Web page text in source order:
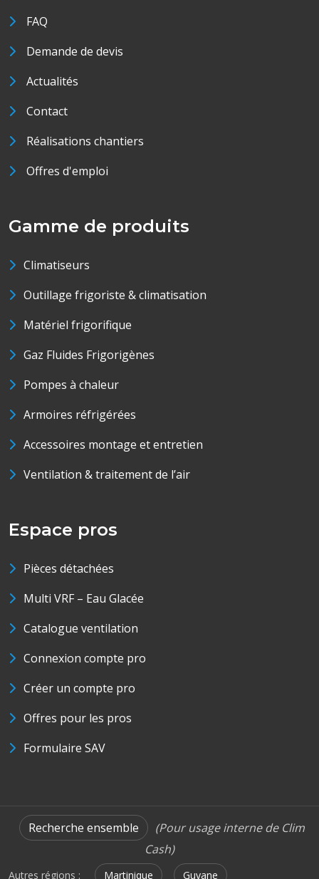
FAQ
Demande de devis
Actualités
Contact
Réalisations chantiers
Offres d'emploi
Gamme de produits
Climatiseurs
Outillage frigoriste & climatisation
Matériel frigorifique
Gaz Fluides Frigorigènes
Pompes à chaleur
Armoires réfrigérées
Accessoires montage et entretien
Ventilation & traitement de l’air
Espace pros
Pièces détachées
Multi VRF – Eau Glacée
Catalogue ventilation
Connexion compte pro
Créer un compte pro
Offres pour les pros
Formulaire SAV
Recherche ensemble
(Pour usage interne de Clim
Cash)
Autres régions : Martinique Guyane